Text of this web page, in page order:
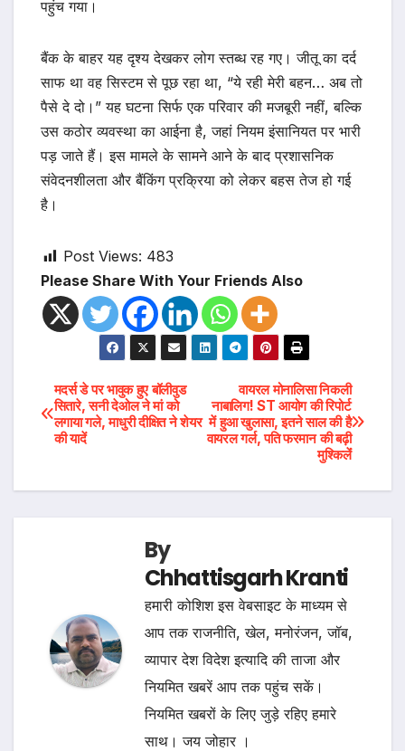
पहुंच गया।
बैंक के बाहर यह दृश्य देखकर लोग स्तब्ध रह गए। जीतू का दर्द
साफ था वह सिस्टम से पूछ रहा था, “ये रही मेरी बहन… अब तो
पैसे दे दो।” यह घटना सिर्फ एक परिवार की मजबूरी नहीं, बल्कि
उस कठोर व्यवस्था का आईना है, जहां नियम इंसानियत पर भारी
पड़ जाते हैं। इस मामले के सामने आने के बाद प्रशासनिक
संवेदनशीलता और बैंकिंग प्रक्रिया को लेकर बहस तेज हो गई
है।
Post Views: 483
Please Share With Your Friends Also
Post
navigation
वायरल मोनालिसा निकली
नाबालिग! ST आयोग की रिपोर्ट
में हुआ खुलासा, इतने साल की है
वायरल गर्ल, पति फरमान की बढ़ी
मुश्किलेंं
मदर्स डे पर भावुक हुए बॉलीवुड
सितारे, सनी देओल ने मां को
लगाया गले, माधुरी दीक्षित ने शेयर
की यादें
By
Chhattisgarh Kranti
हमारी कोशिश इस वेबसाइट के माध्यम से
आप तक राजनीति, खेल, मनोरंजन, जॉब,
व्यापार देश विदेश इत्यादि की ताजा और
नियमित खबरें आप तक पहुंच सकें।
नियमित खबरों के लिए जुड़े रहिए हमारे
साथ। जय जोहार ।